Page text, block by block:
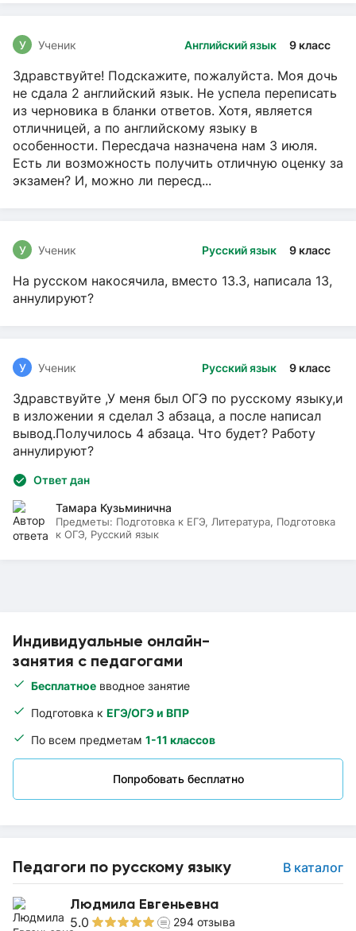
Индивидуальные онлайн-
занятия с педагогами
Бесплатное вводное занятие
Подготовка к ЕГЭ/ОГЭ и ВПР
По всем предметам 1-11 классов
Попробовать бесплатно
Педагоги по русскому языку В каталог
Людмила Евгеньевна
5.0 294 отзыва
Английский язык 9 класс
У Ученик
Здравствуйте! Подскажите, пожалуйста. Моя дочь
не сдала 2 английский язык. Не успела переписать
из черновика в бланки ответов. Хотя, является
отличницей, а по английскому языку в
особенности. Пересдача назначена нам 3 июля.
Есть ли возможность получить отличную оценку за
экзамен? И, можно ли пересд...
Русский язык 9 класс
У Ученик
На русском накосячила, вместо 13.3, написала 13,
аннулируют?
Русский язык 9 класс
У Ученик
Здравствуйте ,У меня был ОГЭ по русскому языку,и
в изложении я сделал 3 абзаца, а после написал
вывод.Получилось 4 абзаца. Что будет? Работу
аннулируют?
Ответ дан
Тамара Кузьминична
Предметы: Подготовка к ЕГЭ, Литература, Подготовка
к ОГЭ, Русский язык